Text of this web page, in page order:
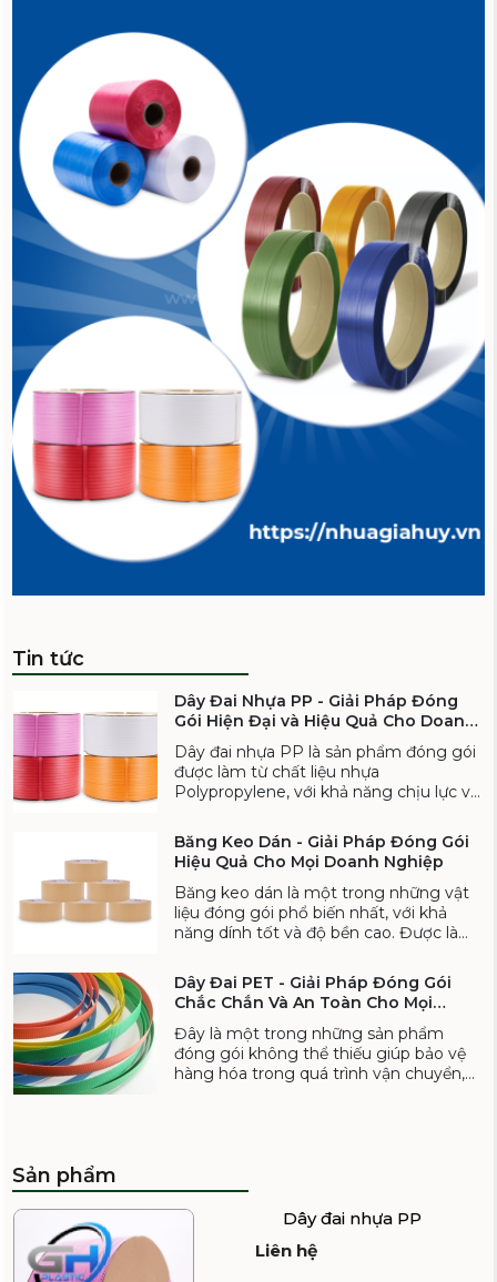
Tin tức
Dây Đai Nhựa PP - Giải Pháp Đóng
Gói Hiện Đại và Hiệu Quả Cho Doanh
Nghiệp
Dây đai nhựa PP là sản phẩm đóng gói
được làm từ chất liệu nhựa
Polypropylene, với khả năng chịu lực và
ngành công nghiệp như sản xuất, vận
chuyển, và lưu kho.
Băng Keo Dán - Giải Pháp Đóng Gói
Hiệu Quả Cho Mọi Doanh Nghiệp
Băng keo dán là một trong những vật
liệu đóng gói phổ biến nhất, với khả
năng dính tốt và độ bền cao. Được làm
cấp, băng keo giúp các doanh nghiệp
bảo vệ sản phẩm của mình khỏi bụi bẩn,
va đập và tình trạng hư hỏng trong
suốt quá trình vận chuyển, lưu trữ.
Dây Đai PET - Giải Pháp Đóng Gói
Chắc Chắn Và An Toàn Cho Mọi
Doanh Nghiệp
Đây là một trong những sản phẩm
đóng gói không thể thiếu giúp bảo vệ
hàng hóa trong quá trình vận chuyển,
Sản phẩm
Dây Nilon trắng
Liên hệ
Dây đai nhựa PP
Liên hệ
Dây Đai Nhựa PP
Liên hệ
Liên hệ
Dây đai nhựa PP
Liên hệ